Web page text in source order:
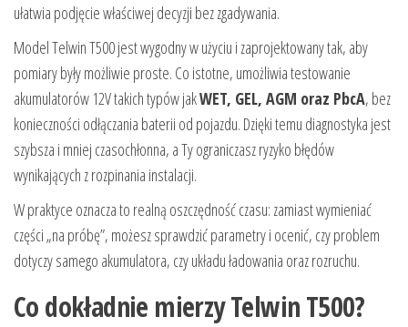
ułatwia podjęcie właściwej decyzji bez zgadywania.
Model Telwin T500 jest wygodny w użyciu i zaprojektowany tak, aby
pomiary były możliwie proste. Co istotne, umożliwia testowanie
akumulatorów 12V takich typów jakWET, GEL, AGM oraz PbcA, bez
konieczności odłączania baterii od pojazdu. Dzięki temu diagnostyka jest
szybsza i mniej czasochłonna, a Ty ograniczasz ryzyko błędów
wynikających z rozpinania instalacji.
W praktyce oznacza to realną oszczędność czasu: zamiast wymieniać
części „na próbę”, możesz sprawdzić parametry i ocenić, czy problem
dotyczy samego akumulatora, czy układu ładowania oraz rozruchu.
Co dokładnie mierzy Telwin T500?